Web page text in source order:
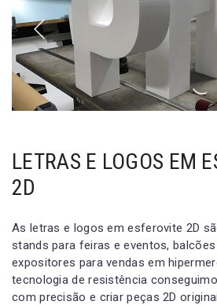
LETRAS E LOGOS EM
2D
As letras e logos em esferovite 2D
stands para feiras e eventos,
expositores para vendas em
tecnologia de resistência
com precisão e criar peças 2D